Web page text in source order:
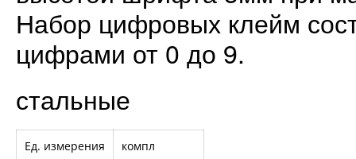
Набор цифровых клейм
цифрами от 0 до 9.
стальные
Ед. измерения компл